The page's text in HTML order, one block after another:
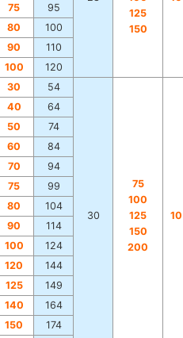
125
150
75
95
80
100
90
110
100
120
30 54
30
75
100
125
150
200
40
64
50
74
60
84
70
94
75
99
80
104
90
114
100
124
120
144
125
149
140
164
150
174